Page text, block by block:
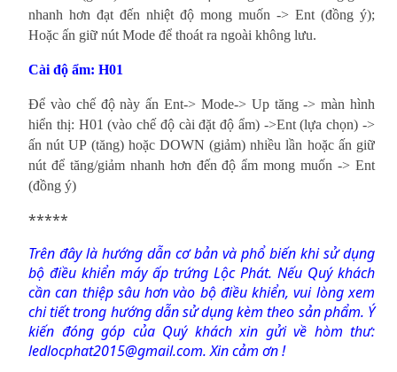
nhanh hơn đạt đến nhiệt độ mong muốn -> Ent (đồng ý);
Hoặc ấn giữ nút Mode để thoát ra ngoài không lưu.
Cài độ ẩm: H01
Để vào chế độ này ấn Ent-> Mode-> Up tăng -> màn hình
hiển thị: H01 (vào chế độ cài đặt độ ẩm) ->Ent (lựa chọn) ->
ấn nút UP (tăng) hoặc DOWN (giảm) nhiều lần hoặc ấn giữ
nút để tăng/giảm nhanh hơn đến độ ẩm mong muốn -> Ent
(đồng ý)
*****
Trên đây là hướng dẫn cơ bản và phổ biến khi sử dụng
bộ điều khiển máy ấp trứng Lộc Phát. Nếu Quý khách
cần can thiệp sâu hơn vào bộ điều khiển, vui lòng xem
chi tiết trong hướng dẫn sử dụng kèm theo sản phẩm. Ý
kiến đóng góp của Quý khách xin gửi về hòm thư:
ledlocphat2015@gmail.com. Xin cảm ơn !